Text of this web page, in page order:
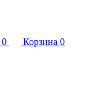
0 Корзина 0